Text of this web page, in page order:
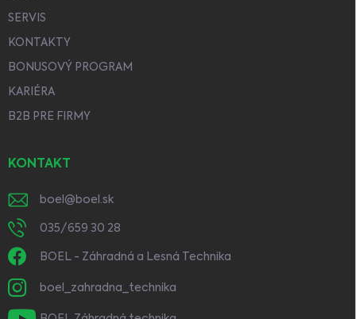
SERVIS
KONTAKTY
BONUSOVÝ PROGRAM
KARIÉRA
B2B PRE FIRMY
KONTAKT
boel @ boel.sk
035/659 30 28
BOEL - Záhradná a Lesná Technika
boel_zahradna_technika